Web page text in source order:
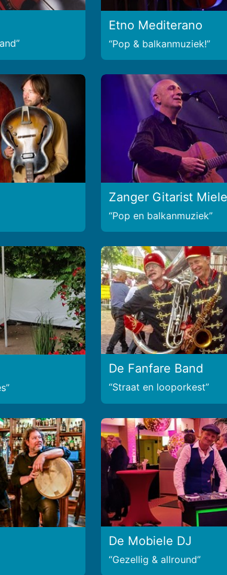
Etno Mediterano
Pop & balkanmuziek!
Zanger Gitarist Miele
Pop en balkanmuziek
De Fanfare Band
Straat en looporkest
De Mobiele DJ
Gezellig & allround